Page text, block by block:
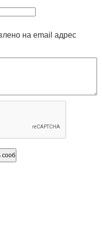
на email адрес